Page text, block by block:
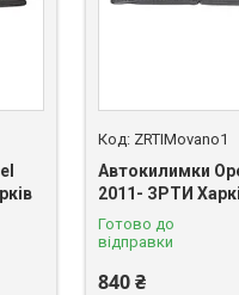
ZRTIMovano1
Автокилимки
2011- ЗРТИ
Готово до
відправки
840 ₴